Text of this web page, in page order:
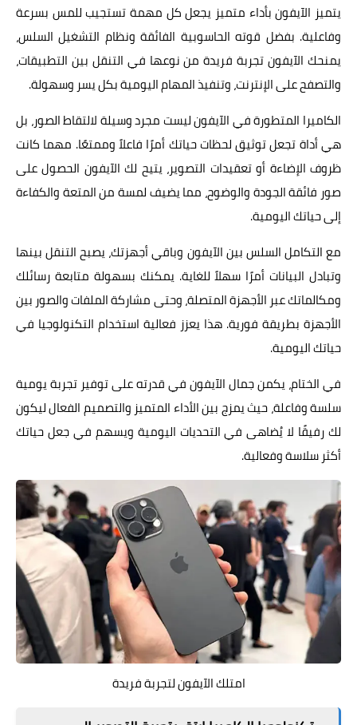
يتميز الآيفون بأداء متميز يجعل كل مهمة تستجيب للمس بسرعة
وفاعلية. بفضل قوته الحاسوبية الفائقة ونظام التشغيل السلس،
يمنحك الآيفون تجربة فريدة من نوعها في التنقل بين التطبيقات،
والتصفح على الإنترنت، وتنفيذ المهام اليومية بكل يسر وسهولة.
الكاميرا المتطورة في الآيفون ليست مجرد وسيلة لالتقاط الصور، بل
هي أداة تجعل توثيق لحظات حياتك أمرًا فاعلاً وممتعًا. مهما كانت
ظروف الإضاءة أو تعقيدات التصوير، يتيح لك الآيفون الحصول على
صور فائقة الجودةوالوضوح، مما يضيف لمسة من المتعة والكفاءة
إلى حياتك اليومية.
مع التكامل السلس بين الآيفون وباقي أجهزتك، يصبح التنقل بينها
وتبادل البيانات أمرًا سهلاً للغاية. يمكنك بسهولة متابعة رسائلك
ومكالماتك عبر الأجهزة المتصلة، وحتى مشاركة الملفات والصور بين
الأجهزة بطريقة فورية. هذا يعزز فعالية استخدام التكنولوجيا في
حياتك اليومية.
في الختام، يكمن جمال الآيفون في قدرته على توفير تجربة يومية
سلسة وفاعلة، حيث يمزج بين الأداء المتميز والتصميم الفعال ليكون
لك رفيقًا لا يُضاهى في التحديات اليومية ويسهم في جعل حياتك
أكثر سلاسة وفعالية.
امتلك الآيفون لتجربة فريدة